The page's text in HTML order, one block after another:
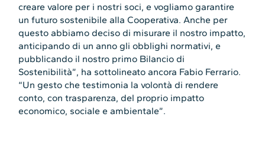
creare valore per i nostri soci, e vogliamo garantire
un futuro sostenibile alla Cooperativa. Anche per
questo abbiamo deciso di misurare il nostro impatto,
anticipando di un anno gli obblighi normativi, e
pubblicando il nostro primo Bilancio di
Sostenibilità”, ha sottolineato ancora Fabio Ferrario.
“Un gesto che testimonia la volontà di rendere
conto, con trasparenza, del proprio impatto
economico, sociale e ambientale”.